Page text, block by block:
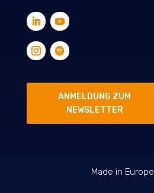
ANMELDUNG ZUM
NEWSLETTER
Made in Europe